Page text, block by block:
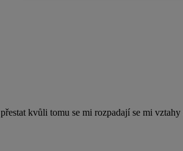
kvůli tomu se mi rozpadají se mi